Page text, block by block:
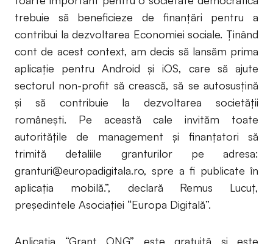
trebuie să beneficieze de finanţări pentru a
contribui la dezvoltarea Economiei sociale. Ţinând
cont de acest context, am decis să lansăm prima
aplicaţie pentru Android şi iOS, care să ajute
sectorul non-profit să crească, să se autosusţină
şi să contribuie la dezvoltarea societăţii
româneşti. Pe această cale invităm toate
autoritățile de management și finanțatori să
trimită detaliile granturilor pe adresa:
granturi@europadigitala.ro, spre a fi publicate în
aplicația mobilă.”, declară Remus Lucuț,
președintele Asociației “Europa Digitală”.
Aplicaţia “Grant ONG” este gratuită şi este